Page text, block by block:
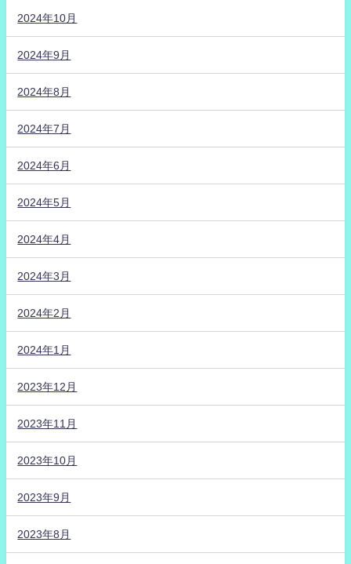
2024年10月
2024年9月
2024年8月
2024年7月
2024年6月
2024年5月
2024年4月
2024年3月
2024年2月
2024年1月
2023年12月
2023年11月
2023年10月
2023年9月
2023年8月